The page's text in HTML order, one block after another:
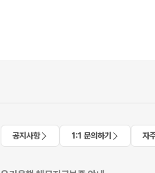
공지사항 1:1 문의하기 자